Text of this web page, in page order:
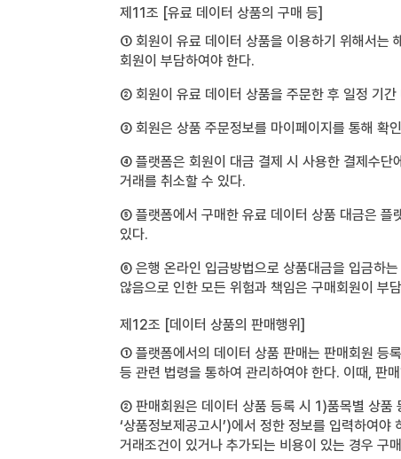
제11조 [유료 데이터 상품의 구매 등]
① 회원이 유료 데이터 상품을 이용하기 위해서는
회원이 부담하여야 한다.
② 회원이 유료 데이터 상품을 주문한 후 일정 기
③ 회원은 상품 주문정보를 마이페이지를 통해 확
④ 플랫폼은 회원이 대금 결제 시 사용한 결제수단
거래를 취소할 수 있다.
⑤ 플랫폼에서 구매한 유료 데이터 상품 대금은 플
있다.
⑥ 은행 온라인 입금방법으로 상품대금을 입금하
않음으로 인한 모든 위험과 책임은 구매회원이 부
제12조 [데이터 상품의 판매행위]
① 플랫폼에서의 데이터 상품 판매는 판매회원 등
등 관련 법령을 통하여 관리하여야 한다. 이때, 판
② 판매회원은 데이터 상품 등록 시 1)품목별 상품
‘상품정보제공고시’)에서 정한 정보를 입력하여
거래조건이 있거나 추가되는 비용이 있는 경우 구